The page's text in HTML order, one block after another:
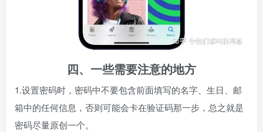
四、一些需要注意的地方
1.设置密码时，密码中不要包含前面填写的名字、生日、邮
箱中的任何信息，否则可能会卡在验证码那一步，总之就是
密码尽量原创一个。